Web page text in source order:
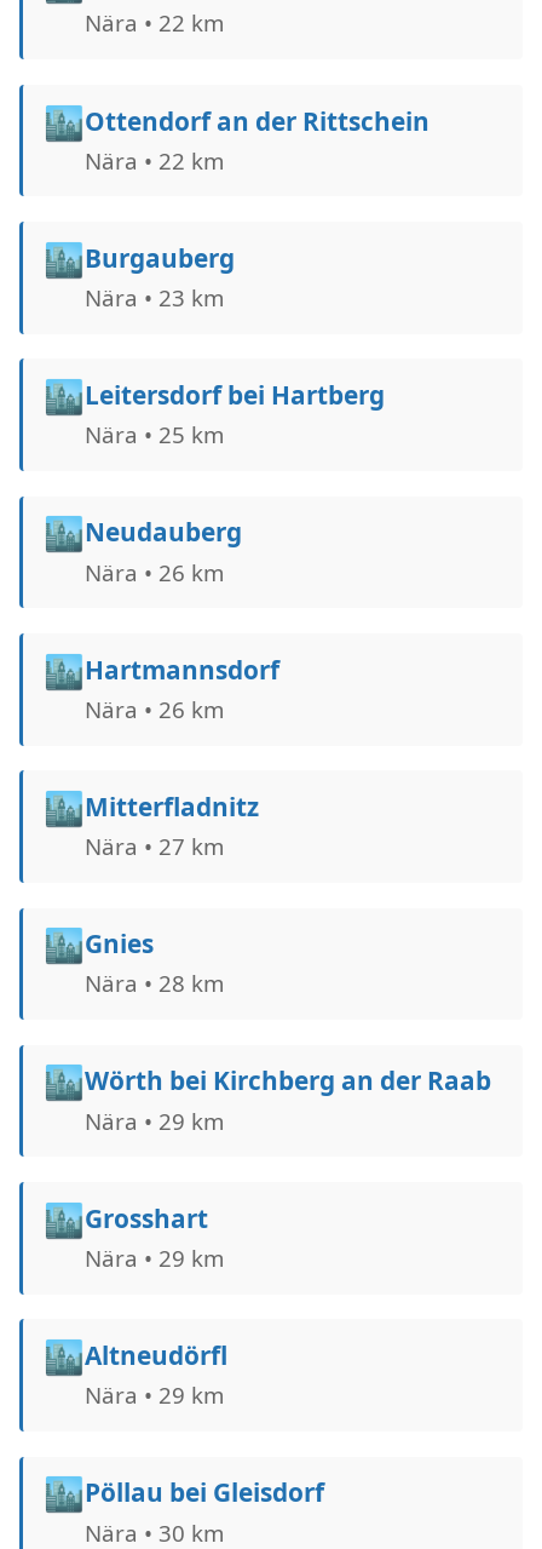
Nära • 22 km
🏙️Ottendorf an der Rittschein
Nära • 22 km
🏙️Burgauberg
Nära • 23 km
🏙️Leitersdorf bei Hartberg
Nära • 25 km
🏙️Neudauberg
Nära • 26 km
🏙️Hartmannsdorf
Nära • 26 km
🏙️Mitterfladnitz
Nära • 27 km
🏙️Gnies
Nära • 28 km
🏙️Wörth bei Kirchberg an der Raab
Nära • 29 km
🏙️Grosshart
Nära • 29 km
🏙️Altneudörfl
Nära • 29 km
🏙️Pöllau bei Gleisdorf
Nära • 30 km